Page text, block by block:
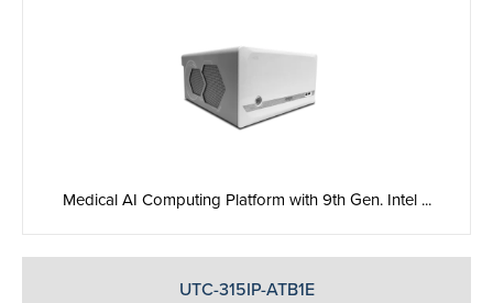
Medical AI Computing Platform with 9th Gen. Intel ...
UTC-315IP-ATB1E